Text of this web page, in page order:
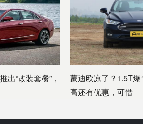
出“改装套餐”，
蒙迪欧凉了？1.5T
高还有优惠，可惜